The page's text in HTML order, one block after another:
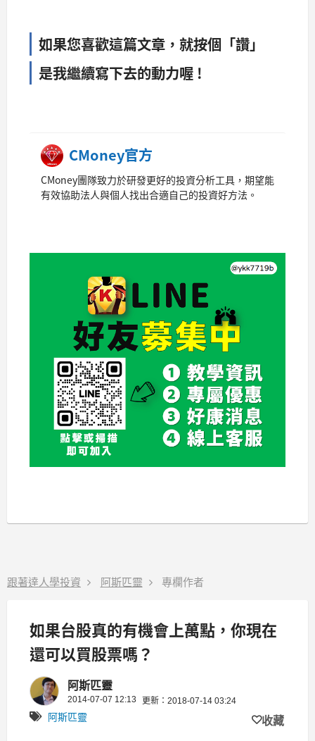
如果您喜歡這篇文章，就按個「讚」
是我繼續寫下去的動力喔 !
CMoney官方
CMoney團隊致力於研發更好的投資分析工具，期望能
有效協助法人與個人找出合適自己的投資好方法。
跟著達人學投資 阿斯匹靈 專欄作者
如果台股真的有機會上萬點，你現在
還可以買股票嗎？
阿斯匹靈
2014-07-07 12:13 更新：2018-07-14 03:24
阿斯匹靈 收藏